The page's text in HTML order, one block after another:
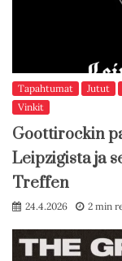
Tapahtumat Jutut
Vinkit
Goottirockin
Leipzigista ja
Treffen
24.4.2026 2 min